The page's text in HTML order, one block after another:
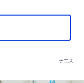
テニス